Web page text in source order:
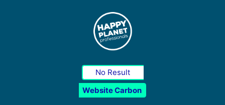
No Result
Website Carbon